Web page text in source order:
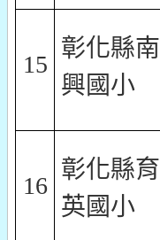
15
彰化縣南
興國小
16
彰化縣育
英國小